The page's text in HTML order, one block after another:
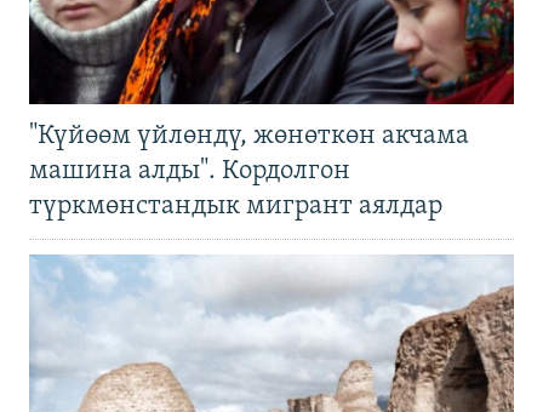
"Күйөөм үйлөндү, жөнөткөн акчама
машина алды". Кордолгон
түркмөнстандык мигрант аялдар